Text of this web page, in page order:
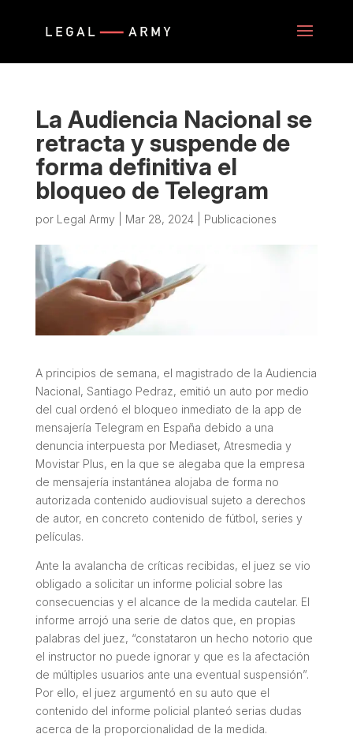
La Audiencia Nacional se
retracta y suspende de
forma definitiva el
bloqueo de Telegram
por Legal Army Mar 28, 2024| Publicaciones
A principios de semana, el magistrado de la Audiencia
Nacional, Santiago Pedraz, emitió un auto por medio
del cual ordenó el bloqueo inmediato de la app de
mensajería Telegram en España debido a una
denuncia interpuesta por Mediaset, Atresmedia y
Movistar Plus, en la que se alegaba que la empresa
de mensajería instantánea alojaba de forma no
autorizada contenido audiovisual sujeto a derechos
de autor, en concreto contenido de fútbol, series y
películas.
Ante la avalancha de críticas recibidas, el juez se vio
obligado a solicitar un informe policial sobre las
consecuencias y el alcance de la medida cautelar. El
informe arrojó una serie de datos que, en propias
palabras del juez, “constataron un hecho notorio que
el instructor no puede ignorar y que es la afectación
de múltiples usuarios ante una eventual suspensión”.
Por ello, el juez argumentó en su auto que el
contenido del informe policial planteó serias dudas
acerca de la proporcionalidad de la medida.